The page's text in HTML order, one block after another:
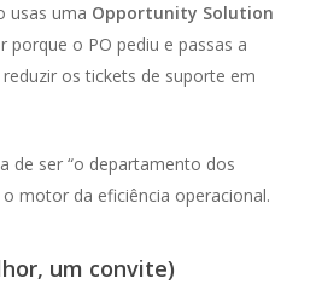
usas uma Opportunity Solution
porque o PO pediu e passas a
os tickets de suporte em
de ser “o departamento dos
o motor da eficiência operacional.
um convite)